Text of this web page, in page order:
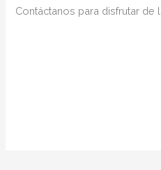
Contáctanos para disfrutar de